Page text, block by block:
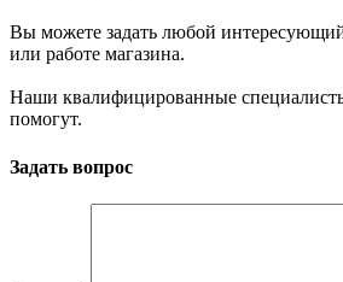
Вы можете задать любой
или работе магазина.
Наши квалифицированные
помогут.
Задать вопрос